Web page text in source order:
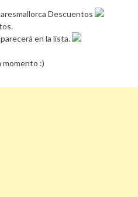
Descuentos
en la lista.
momento :)